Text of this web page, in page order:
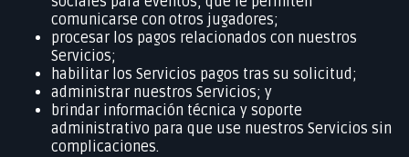
comunicarse con otros jugadores;
procesar los pagos relacionados con nuestros
Servicios;
habilitar los Servicios pagos tras su solicitud;
administrar nuestros Servicios; y
brindar información técnica y soporte
administrativo para que use nuestros Servicios sin
complicaciones.